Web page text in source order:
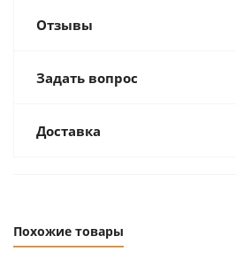
Отзывы
Задать вопрос
Доставка
Похожие товары